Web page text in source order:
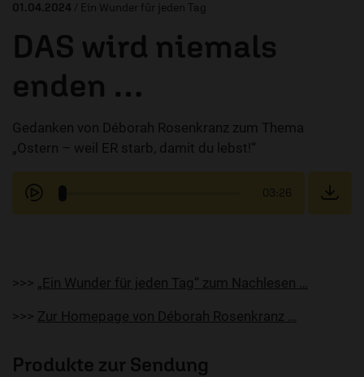
01.04.2024 / Ein Wunder für jeden Tag
DAS wird niemals
enden …
Gedanken von Déborah Rosenkranz zum Thema
„Ostern – weil ER starb, damit du lebst!“
03:26
>>> „Ein Wunder für jeden Tag“ zum Nachlesen …
>>> Zur Homepage von Déborah Rosenkranz …
Produkte zur Sendung